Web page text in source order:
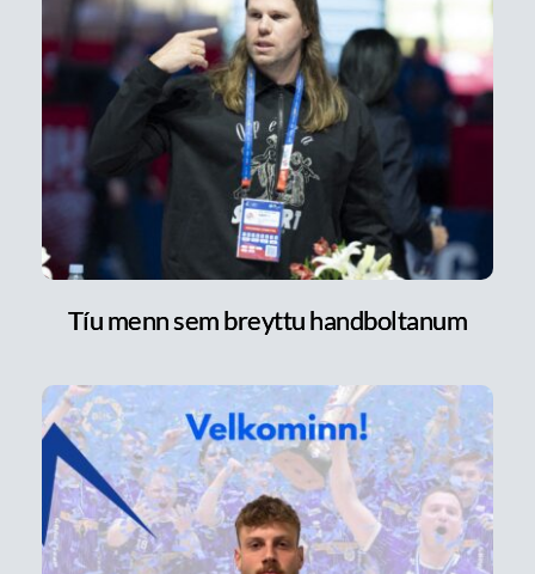
Tíu menn sem breyttu handboltanum